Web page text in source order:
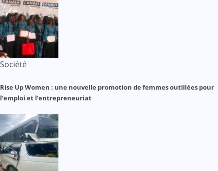
Société
Rise Up Women : une nouvelle promotion de femmes outillées pour
l’emploi et l’entrepreneuriat